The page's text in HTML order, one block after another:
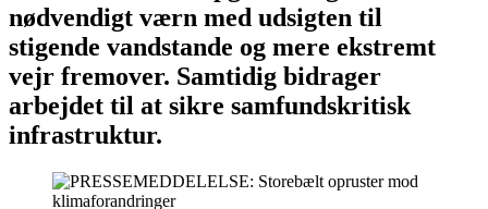
nødvendigt værn med udsigten til
stigende vandstande og mere ekstremt
vejr fremover. Samtidig bidrager
arbejdet til at sikre samfundskritisk
infrastruktur.